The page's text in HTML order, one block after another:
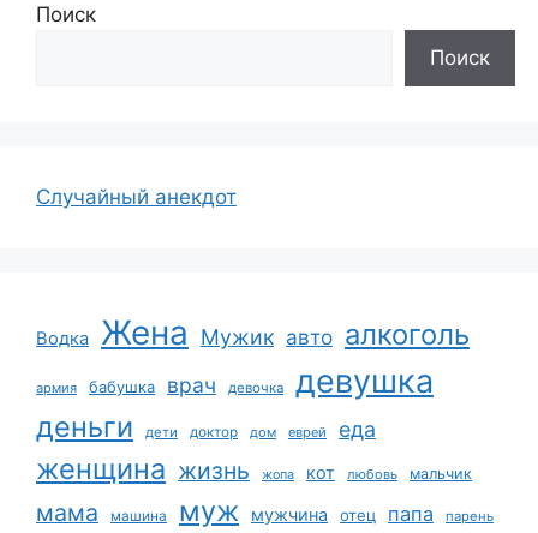
Поиск
Поиск
Случайный анекдот
Водка Жена Мужик авто алкоголь
армия бабушка врач девочка девушка
деньги дети доктор дом еврей еда
женщина жизнь жопа кот любовь мальчик
мама машина муж мужчина отец папа парень